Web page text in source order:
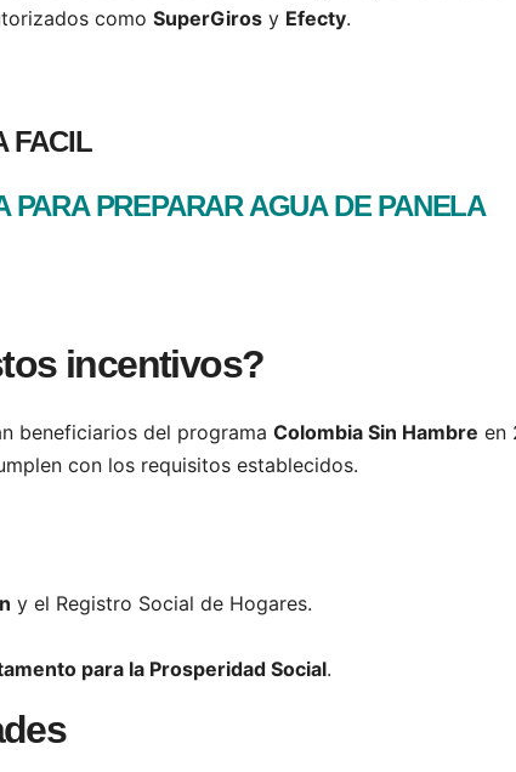
como SuperGiros y Efecty.
FACIL
PARA PREPARAR AGUA DE PANELA
incentivos?
beneficiarios del programa Colombia Sin Hambre en
con los requisitos establecidos.
y el Registro Social de Hogares.
para la Prosperidad Social.